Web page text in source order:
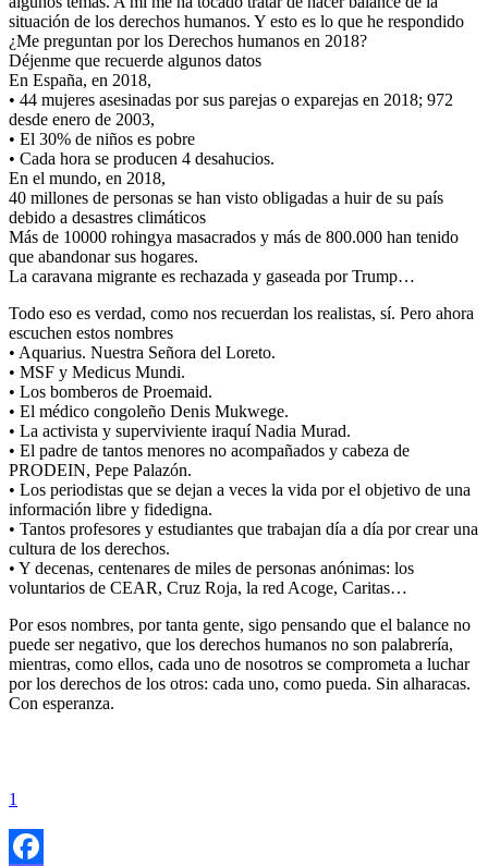
situación de los derechos humanos. Y esto es lo que he respondido
¿Me preguntan por los Derechos humanos en 2018?
Déjenme que recuerde algunos datos
En España, en 2018,
• 44 mujeres asesinadas por sus parejas o exparejas en 2018; 972
desde enero de 2003,
• El 30% de niños es pobre
• Cada hora se producen 4 desahucios.
En el mundo, en 2018,
40 millones de personas se han visto obligadas a huir de su país
debido a desastres climáticos
Más de 10000 rohingya masacrados y más de 800.000 han tenido
que abandonar sus hogares.
La caravana migrante es rechazada y gaseada por Trump…
Todo eso es verdad, como nos recuerdan los realistas, sí. Pero ahora
escuchen estos nombres
• Aquarius. Nuestra Señora del Loreto.
• MSF y Medicus Mundi.
• Los bomberos de Proemaid.
• El médico congoleño Denis Mukwege.
• La activista y superviviente iraquí Nadia Murad.
• El padre de tantos menores no acompañados y cabeza de
PRODEIN, Pepe Palazón.
• Los periodistas que se dejan a veces la vida por el objetivo de una
información libre y fidedigna.
• Tantos profesores y estudiantes que trabajan día a día por crear una
cultura de los derechos.
• Y decenas, centenares de miles de personas anónimas: los
voluntarios de CEAR, Cruz Roja, la red Acoge, Caritas…
Por esos nombres, por tanta gente, sigo pensando que el balance no
puede ser negativo, que los derechos humanos no son palabrería,
mientras, como ellos, cada uno de nosotros se comprometa a luchar
por los derechos de los otros: cada uno, como pueda. Sin alharacas.
Con esperanza.
1